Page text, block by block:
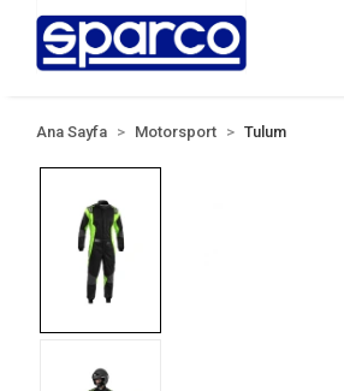
Ana Sayfa Motorsport Tulum